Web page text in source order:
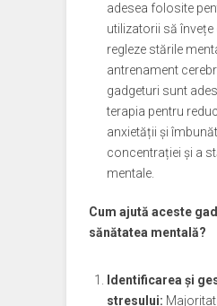
adesea folosite
utilizatorii să învețe
regleze stările
antrenament
gadgeturi sunt
terapia pentru
anxietății și
concentrației și a
mentale.
Cum ajută aceste
sănătatea mentală?
Identificarea și
stresului: